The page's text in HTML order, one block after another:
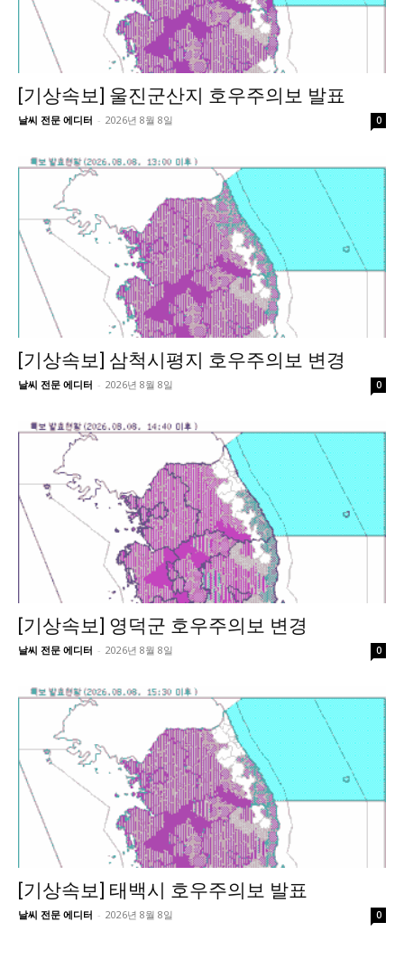
[기상속보] 울진군산지 호우주의보 발표
날씨 전문 에디터 - 2026년 8월 8일 0
[기상속보] 삼척시평지 호우주의보 변경
날씨 전문 에디터 - 2026년 8월 8일 0
[기상속보] 영덕군 호우주의보 변경
날씨 전문 에디터 - 2026년 8월 8일 0
[기상속보] 태백시 호우주의보 발표
날씨 전문 에디터 - 2026년 8월 8일 0